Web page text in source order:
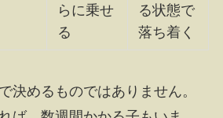
らに乗せ
る
る状態で
落ち着く
決めるものではありません。